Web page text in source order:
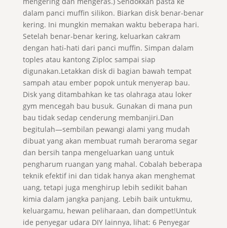
dalam panci muffin silikon. Biarkan disk benar-benar
kering. Ini mungkin memakan waktu beberapa hari.
Setelah benar-benar kering, keluarkan cakram
dengan hati-hati dari panci muffin. Simpan dalam
toples atau kantong Ziploc sampai siap
digunakan.Letakkan disk di bagian bawah tempat
sampah atau ember popok untuk menyerap bau.
Disk yang ditambahkan ke tas olahraga atau loker
gym mencegah bau busuk. Gunakan di mana pun
bau tidak sedap cenderung membanjiri.Dan
begitulah—sembilan pewangi alami yang mudah
dibuat yang akan membuat rumah beraroma segar
dan bersih tanpa mengeluarkan uang untuk
pengharum ruangan yang mahal. Cobalah beberapa
teknik efektif ini dan tidak hanya akan menghemat
uang, tetapi juga menghirup lebih sedikit bahan
kimia dalam jangka panjang. Lebih baik untukmu,
keluargamu, hewan peliharaan, dan dompet!Untuk
ide penyegar udara DIY lainnya, lihat: 6 Penyegar